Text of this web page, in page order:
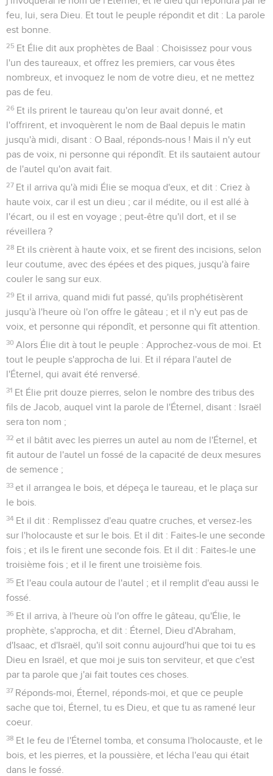
feu, lui, sera Dieu. Et tout le peuple répondit et dit : La parole
est bonne.
25 Et Élie dit aux prophètes de Baal : Choisissez pour vous
l'un des taureaux, et offrez les premiers, car vous êtes
nombreux, et invoquez le nom de votre dieu, et ne mettez
pas de feu.
26 Et ils prirent le taureau qu'on leur avait donné, et
l'offrirent, et invoquèrent le nom de Baal depuis le matin
jusqu'à midi, disant : O Baal, réponds-nous ! Mais il n'y eut
pas de voix, ni personne qui répondît. Et ils sautaient autour
de l'autel qu'on avait fait.
27 Et il arriva qu'à midi Élie se moqua d'eux, et dit : Criez à
haute voix, car il est un dieu ; car il médite, ou il est allé à
l'écart, ou il est en voyage ; peut-être qu'il dort, et il se
réveillera ?
28 Et ils crièrent à haute voix, et se firent des incisions, selon
leur coutume, avec des épées et des piques, jusqu'à faire
couler le sang sur eux.
29 Et il arriva, quand midi fut passé, qu'ils prophétisèrent
jusqu'à l'heure où l'on offre le gâteau ; et il n'y eut pas de
voix, et personne qui répondît, et personne qui fît attention.
30 Alors Élie dit à tout le peuple : Approchez-vous de moi. Et
tout le peuple s'approcha de lui. Et il répara l'autel de
l'Éternel, qui avait été renversé.
31 Et Élie prit douze pierres, selon le nombre des tribus des
fils de Jacob, auquel vint la parole de l'Éternel, disant : Israël
sera ton nom ;
32 et il bâtit avec les pierres un autel au nom de l'Éternel, et
fit autour de l'autel un fossé de la capacité de deux mesures
de semence ;
33 et il arrangea le bois, et dépeça le taureau, et le plaça sur
le bois.
34 Et il dit : Remplissez d'eau quatre cruches, et versez-les
sur l'holocauste et sur le bois. Et il dit : Faites-le une seconde
fois ; et ils le firent une seconde fois. Et il dit : Faites-le une
troisième fois ; et il le firent une troisième fois.
35 Et l'eau coula autour de l'autel ; et il remplit d'eau aussi le
fossé.
36 Et il arriva, à l'heure où l'on offre le gâteau, qu'Élie, le
prophète, s'approcha, et dit : Éternel, Dieu d'Abraham,
d'Isaac, et d'Israël, qu'il soit connu aujourd'hui que toi tu es
Dieu en Israël, et que moi je suis ton serviteur, et que c'est
par ta parole que j'ai fait toutes ces choses.
37 Réponds-moi, Éternel, réponds-moi, et que ce peuple
sache que toi, Éternel, tu es Dieu, et que tu as ramené leur
coeur.
38 Et le feu de l'Éternel tomba, et consuma l'holocauste, et le
bois, et les pierres, et la poussière, et lécha l'eau qui était
dans le fossé.